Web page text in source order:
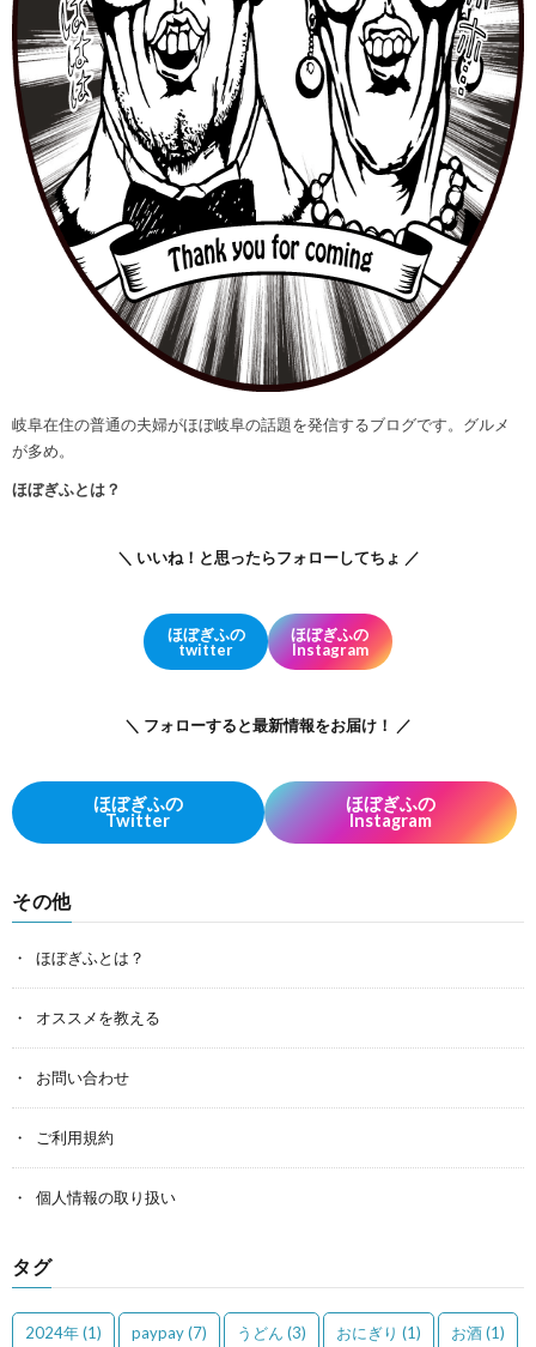
岐阜在住の普通の夫婦がほぼ岐阜の話題を発信するブログです。グルメ
が多め。
ほぼぎふとは？
＼ いいね！と思ったらフォローしてちょ ／
ほぼぎふの
twitter
ほぼぎふの
Instagram
＼ フォローすると最新情報をお届け！ ／
ほぼぎふの
Twitter
ほぼぎふの
Instagram
その他
ほぼぎふとは？
オススメを教える
お問い合わせ
ご利用規約
個人情報の取り扱い
タグ
2024年(1) paypay(7) うどん (3) おにぎり (1) お酒(1)